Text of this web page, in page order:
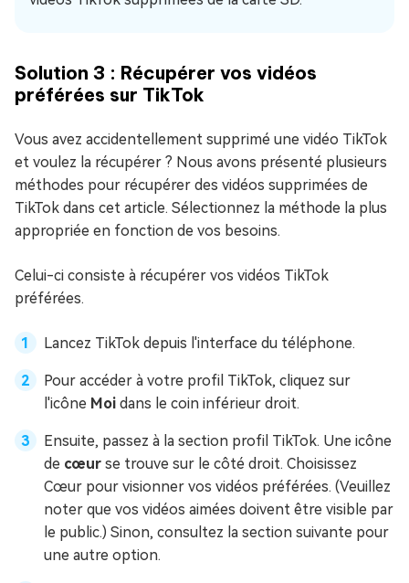
Solution 3 : Récupérer vos vidéos
préférées sur TikTok
Vous avez accidentellement supprimé une vidéo TikTok
et voulez la récupérer ? Nous avons présenté plusieurs
méthodes pour récupérer des vidéos supprimées de
TikTok dans cet article. Sélectionnez la méthode la plus
appropriée en fonction de vos besoins.
Celui-ci consiste à récupérer vos vidéos TikTok
préférées.
Lancez TikTok depuis l'interface du téléphone.
Pour accéder à votre profil TikTok, cliquez sur
l'icône Moi dans le coin inférieur droit.
Ensuite, passez à la section profil TikTok. Une icône
de cœur se trouve sur le côté droit. Choisissez
Cœur pour visionner vos vidéos préférées. (Veuillez
noter que vos vidéos aimées doivent être visible par
le public.) Sinon, consultez la section suivante pour
une autre option.